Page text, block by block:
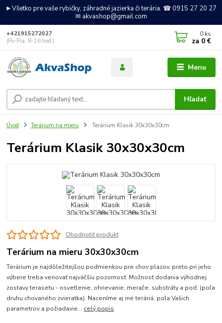
►Všetko pre vaše rybičky, záhradné jazierka či terária. ☎ 0915 27 20 27
✉ akvashop@gmail.com
Menu
Hľadať
+421915272027
(Po-Pia, 8-16 hod.)
0 ks
za 0 €
Úvod Terárium na mieru Terárium Klasik 30x30x30cm
Terárium Klasik 30x30x30cm
Ohodnotiť produkt
Terárium na mieru 30x30x30cm
Terárium je najdôležitejšou podmienkou pre chov plazov, preto pri jeho
výbere treba venovať najväčšiu pozornosť. Možnosť dodania výhodnej
zostavy terasetu - osvetlenie, ohrievanie, merače, substráty a pod. (poľa
druhu chovaného zvieratka). Naceníme aj iné teráriá, poľa Vašich
parametrov a požiadavie... celý popis